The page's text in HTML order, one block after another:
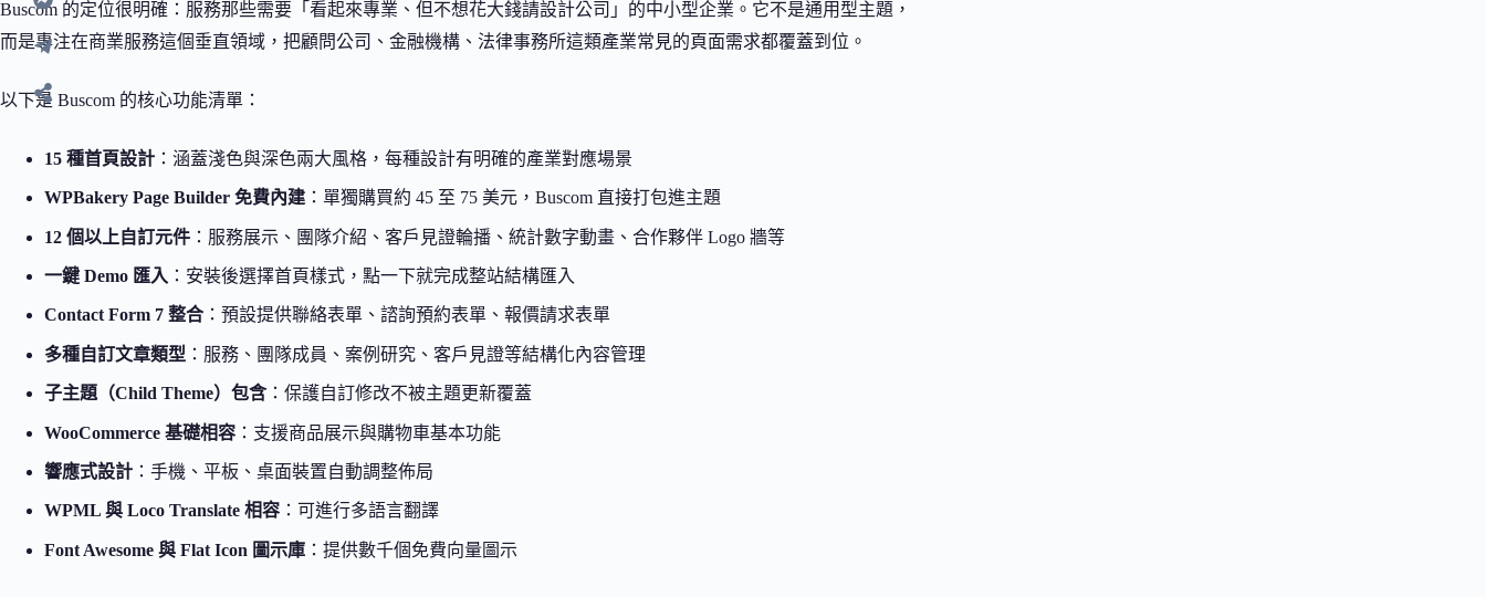
Buscom 的定位很明確：服務那些需要「看起來專業、但不想花大錢請設計公司」的中小型企業。它不是通用型主題，
而是專注在商業服務這個垂直領域，把顧問公司、金融機構、法律事務所這類產業常見的頁面需求都覆蓋到位。
以下是 Buscom 的核心功能清單：
15 種首頁設計 ：涵蓋淺色與深色兩大風格，每種設計有明確的產業對應場景
WPBakery Page Builder 免費內建 ：單獨購買約 45 至 75 美元，Buscom 直接打包進主題
12 個以上自訂元件 ：服務展示、團隊介紹、客戶見證輪播、統計數字動畫、合作夥伴 Logo 牆等
一鍵 Demo 匯入 ：安裝後選擇首頁樣式，點一下就完成整站結構匯入
Contact Form 7 整合 ：預設提供聯絡表單、諮詢預約表單、報價請求表單
多種自訂文章類型 ：服務、團隊成員、案例研究、客戶見證等結構化內容管理
子主題（Child Theme）包含：保護自訂修改不被主題更新覆蓋
WooCommerce 基礎相容 ：支援商品展示與購物車基本功能
響應式設計 ：手機、平板、桌面裝置自動調整佈局
WPML 與 Loco Translate 相容 ：可進行多語言翻譯
Font Awesome 與 Flat Icon 圖示庫 ：提供數千個免費向量圖示